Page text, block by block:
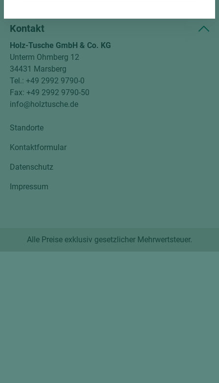
Kontakt
Holz-Tusche GmbH & Co. KG
Unterm Ohmberg 12
34431 Marsberg
Tel.: +49 2992 9790-0
Fax: +49 2992 9790-50
info@holztusche.de
Standorte
Kontaktformular
Datenschutz
Impressum
Alle Preise exklusiv gesetzlicher Mehrwertsteuer.